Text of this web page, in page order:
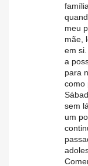
meu
mãe,
em
a
para
como
sem
um